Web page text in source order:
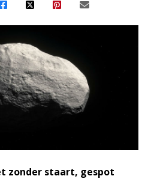
zonder staart, gespot